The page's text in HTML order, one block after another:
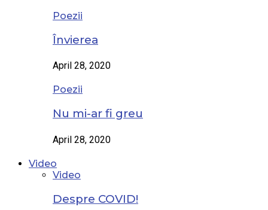
Poezii
Învierea
April 28, 2020
Poezii
Nu mi-ar fi greu
April 28, 2020
Video
Video
Despre COVID!